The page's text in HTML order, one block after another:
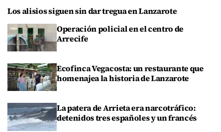
Los alisios siguen sin dar tregua en Lanzarote
Operación policial en el centro de
Arrecife
Ecofinca Vegacosta: un restaurante que
homenajea la historia de Lanzarote
La patera de Arrieta era narcotráfico:
detenidos tres españoles y un francés